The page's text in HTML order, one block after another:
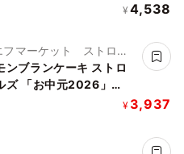
¥ 4,538
フマーケット ストロベ
ランケーキ ストロ
ズ 「お中元2026」
ンブランケーキ〕
¥ 3,937